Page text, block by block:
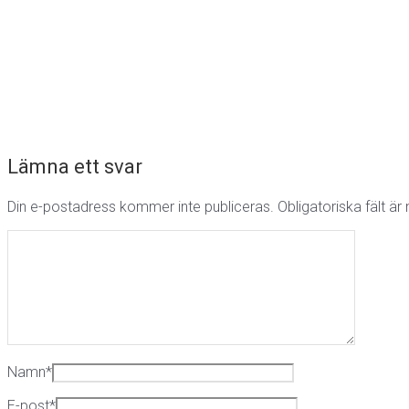
Lämna ett svar
Din e-postadress kommer inte publiceras. Obligatoriska fält är
Namn*